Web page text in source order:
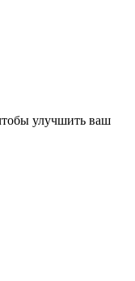
улучшить ваш